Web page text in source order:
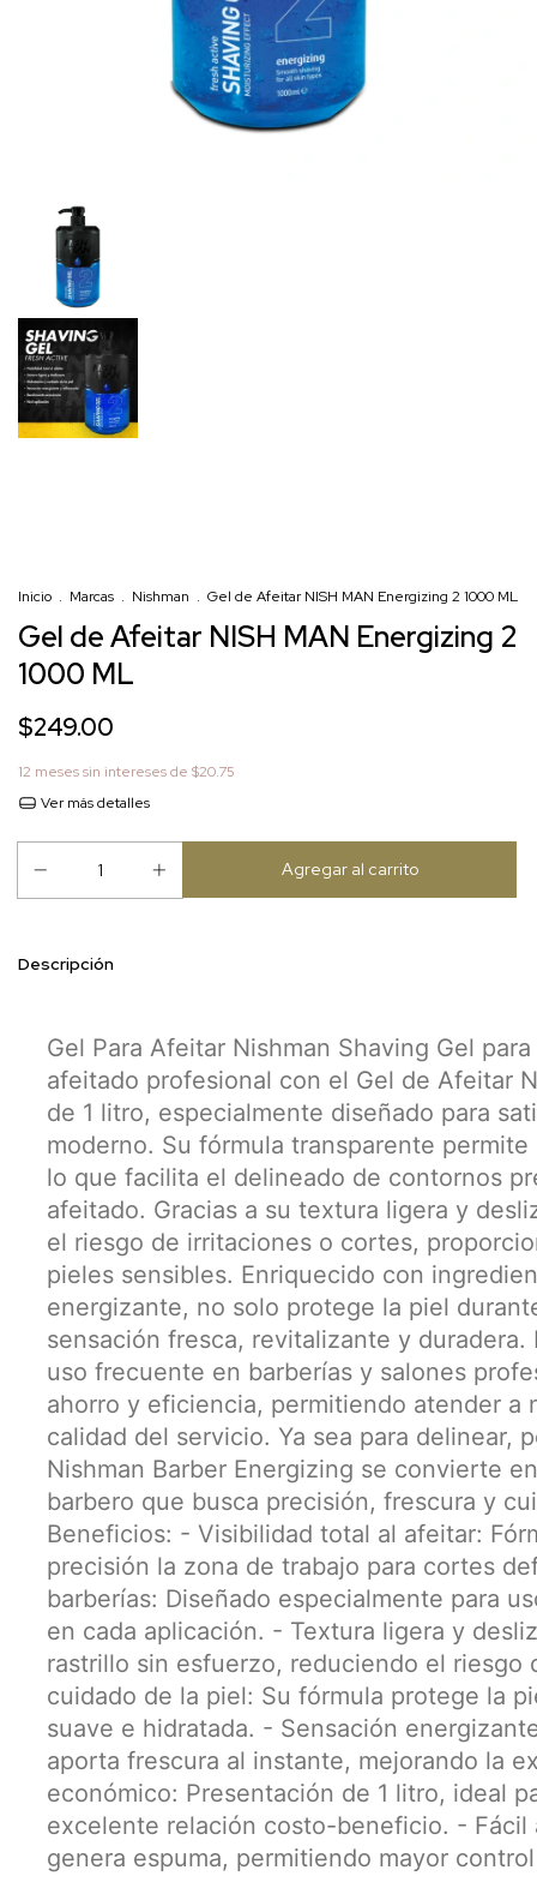
Inicio . Marcas . Nishman . Gel de Afeitar NISH MAN Energizing 2 1000 ML
Gel de Afeitar NISH MAN Energizing 2
1000 ML
$249.00
12 meses sin intereses de $20.75
Ver más detalles
Descripción
Gel Para Afeitar Nishman Shaving Gel
afeitado profesional con el Gel de Afeitar
de 1 litro, especialmente diseñado para
moderno. Su fórmula transparente
lo que facilita el delineado de contornos
afeitado. Gracias a su textura ligera y
el riesgo de irritaciones o cortes,
pieles sensibles. Enriquecido con
energizante, no solo protege la piel
sensación fresca, revitalizante y
uso frecuente en barberías y salones
ahorro y eficiencia, permitiendo atender a
calidad del servicio. Ya sea para delinear,
Nishman Barber Energizing se convierte
barbero que busca precisión, frescura y
Beneficios: - Visibilidad total al afeitar:
precisión la zona de trabajo para cortes
barberías: Diseñado especialmente para
en cada aplicación. - Textura ligera y
rastrillo sin esfuerzo, reduciendo el
cuidado de la piel: Su fórmula protege la
suave e hidratada. - Sensación
aporta frescura al instante, mejorando la
económico: Presentación de 1 litro, ideal
excelente relación costo-beneficio. -
genera espuma, permitiendo mayor